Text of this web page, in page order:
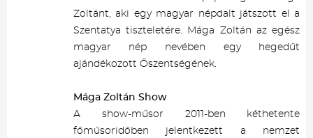
Zoltánt, aki egy magyar népdalt játszott el a
Szentatya tiszteletére. Mága Zoltán az egész
magyar nép nevében egy hegedűt
ajándékozott Őszentségének.
Mága Zoltán Show
A show-műsor 2011-ben kéthetente
főműsoridőben jelentkezett a nemzet